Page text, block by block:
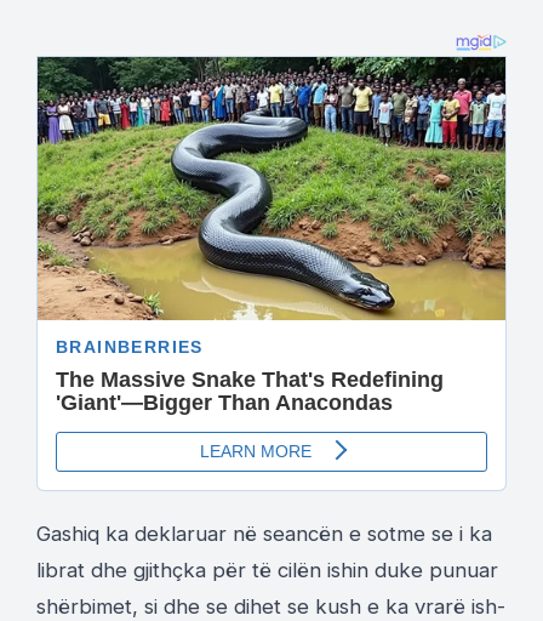
Gashiq ka deklaruar në seancën e sotme se i ka
librat dhe gjithçka për të cilën ishin duke punuar
shërbimet, si dhe se dihet se kush e ka vrarë ish-